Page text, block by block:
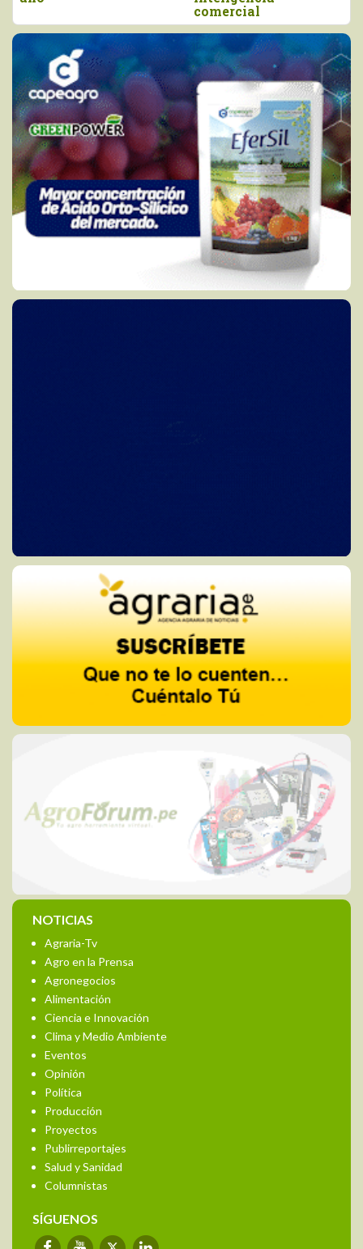
comercial
NOTICIAS
Agraria-Tv
Agro en la Prensa
Agronegocios
Alimentación
Ciencia e Innovación
Clima y Medio Ambiente
Eventos
Opinión
Política
Producción
Proyectos
Publirreportajes
Salud y Sanidad
Columnistas
SÍGUENOS